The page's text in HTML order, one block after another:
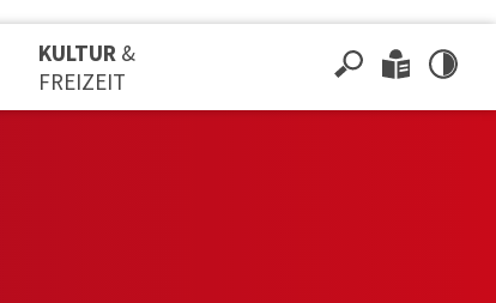
KULTUR &
FREIZEIT